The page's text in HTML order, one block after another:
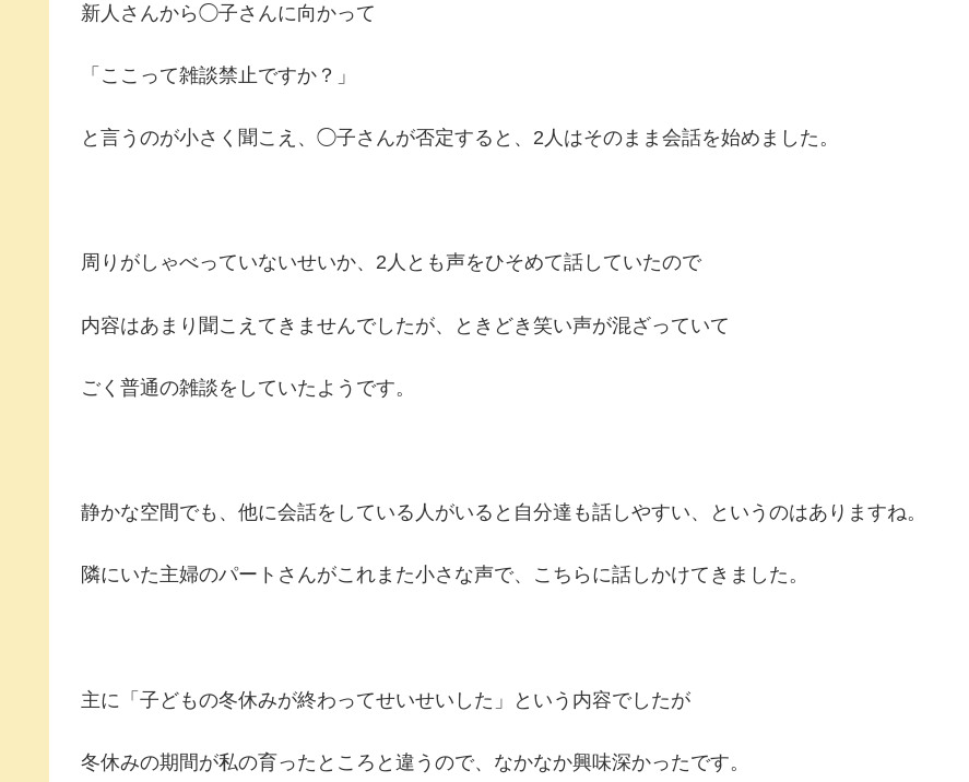
新人さんから◯子さんに向かって
「ここって雑談禁止ですか？」
と言うのが小さく聞こえ、◯子さんが否定すると、2人はそのまま会話を始めました。
周りがしゃべっていないせいか、2人とも声をひそめて話していたので
内容はあまり聞こえてきませんでしたが、ときどき笑い声が混ざっていて
ごく普通の雑談をしていたようです。
静かな空間でも、他に会話をしている人がいると自分達も話しやすい、というのはありますね。
隣にいた主婦のパートさんがこれまた小さな声で、こちらに話しかけてきました。
主に「子どもの冬休みが終わってせいせいした」という内容でしたが
冬休みの期間が私の育ったところと違うので、なかなか興味深かったです。